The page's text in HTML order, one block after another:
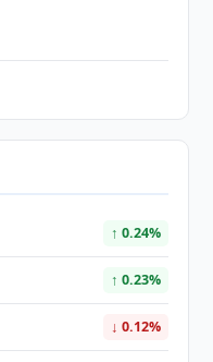
↑ 0.24%
↑ 0.23%
↓ 0.12%